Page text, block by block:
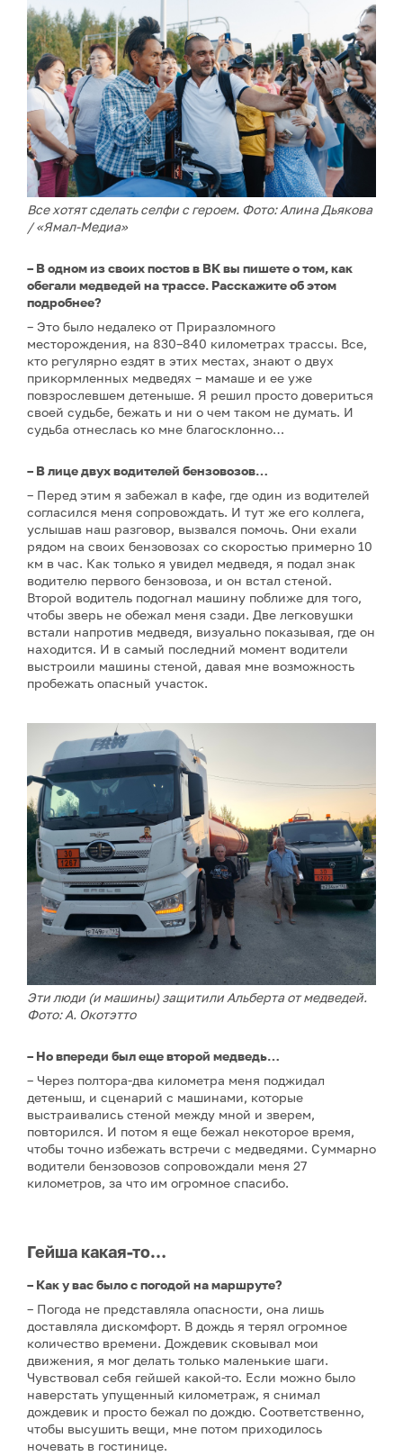
Все хотят сделать селфи с героем. Фото: Алина Дьякова
/ «Ямал-Медиа»
– В одном из своих постов в ВК вы пишете о том, как
обегали медведей на трассе. Расскажите об этом
подробнее?
– Это было недалеко от Приразломного
месторождения, на 830–840 километрах трассы. Все,
кто регулярно ездят в этих местах, знают о двух
прикормленных медведях – мамаше и ее уже
повзрослевшем детеныше. Я решил просто довериться
своей судьбе, бежать и ни о чем таком не думать. И
судьба отнеслась ко мне благосклонно…
– В лице двух водителей бензовозов…
– Перед этим я забежал в кафе, где один из водителей
согласился меня сопровождать. И тут же его коллега,
услышав наш разговор, вызвался помочь. Они ехали
рядом на своих бензовозах со скоростью примерно 10
км в час. Как только я увидел медведя, я подал знак
водителю первого бензовоза, и он встал стеной.
Второй водитель подогнал машину поближе для того,
чтобы зверь не обежал меня сзади. Две легковушки
встали напротив медведя, визуально показывая, где он
находится. И в самый последний момент водители
выстроили машины стеной, давая мне возможность
пробежать опасный участок.
Эти люди (и машины) защитили Альберта от медведей.
Фото: А. Окотэтто
– Но впереди был еще второй медведь…
– Через полтора-два километра меня поджидал
детеныш, и сценарий с машинами, которые
выстраивались стеной между мной и зверем,
повторился. И потом я еще бежал некоторое время,
чтобы точно избежать встречи с медведями. Суммарно
водители бензовозов сопровождали меня 27
километров, за что им огромное спасибо.
Гейша какая-то…
– Как у вас было с погодой на маршруте?
– Погода не представляла опасности, она лишь
доставляла дискомфорт. В дождь я терял огромное
количество времени. Дождевик сковывал мои
движения, я мог делать только маленькие шаги.
Чувствовал себя гейшей какой-то. Если можно было
наверстать упущенный километраж, я снимал
дождевик и просто бежал по дождю. Соответственно,
чтобы высушить вещи, мне потом приходилось
ночевать в гостинице.